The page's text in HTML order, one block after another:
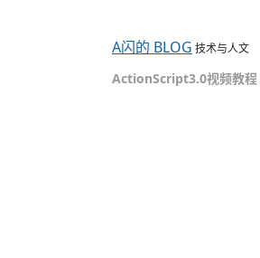
A闪的 BLOG 技术与人文
ActionScript3.0视频教程